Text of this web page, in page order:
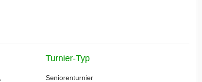
Turnier-Typ
Seniorenturnier